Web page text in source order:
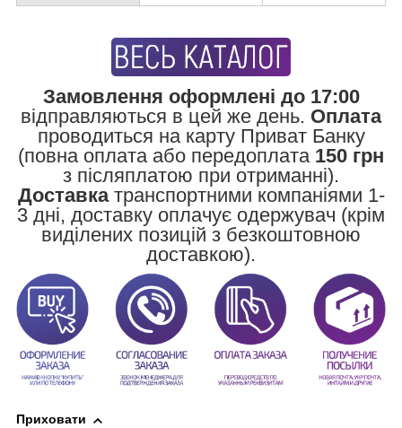
Замовлення оформлені до 17:00
відправляються в цей же день. Оплата
проводиться на карту Приват Банку
(повна оплата або передоплата 150 грн
з післяплатою при отриманні).
Доставкатранспортними компаніями 1-
3 дні, доставку оплачує одержувач (крім
виділених позицій з безкоштовною
доставкою).
Приховати